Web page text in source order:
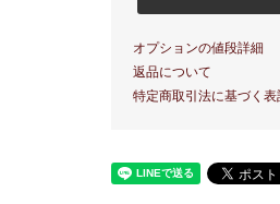
オプションの値段詳細
返品について
特定商取引法に基づく表